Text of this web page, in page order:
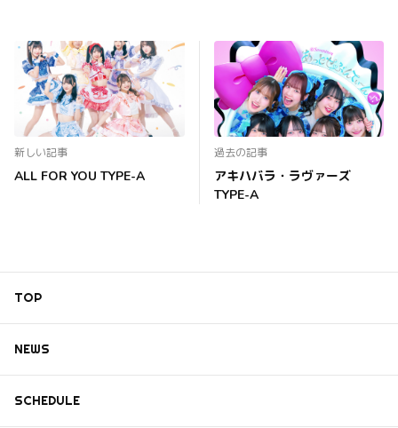
新しい記事
ALL FOR YOU TYPE-A
過去の記事
アキハバラ・ラヴァーズ
TYPE-A
TOP
NEWS
SCHEDULE